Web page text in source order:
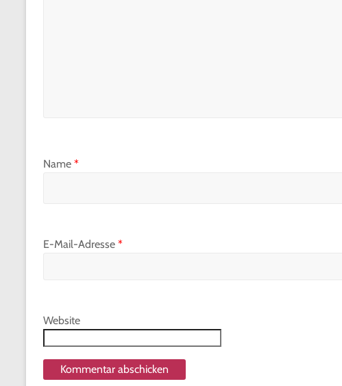
Name *
E-Mail-Adresse *
Website